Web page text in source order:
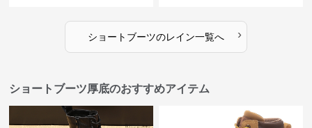
ショートブーツのレイン一覧へ ›
ショートブーツ厚底のおすすめアイテム